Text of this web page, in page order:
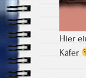
Hier
Käfer